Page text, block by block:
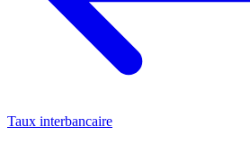
Taux interbancaire